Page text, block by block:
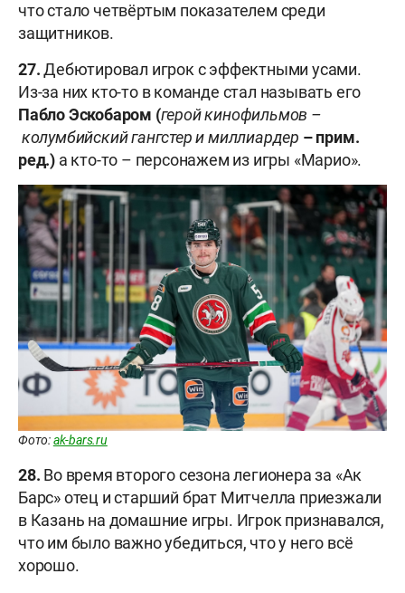
что стало четвёртым показателем среди
защитников.
27.Дебютировал игрок с эффектными усами.
Из-за них кто-то в команде стал называть его
Пабло Эскобаром (герой кинофильмов –
колумбийский гангстер имиллиардер – прим.
ред.) а кто-то – персонажем из игры «Марио».
Фото:ak-bars.ru
28. Во время второго сезона легионера за «Ак
Барс» отец и старший брат Митчелла приезжали
в Казань на домашние игры. Игрок признавался,
что им было важно убедиться, что у него всё
хорошо.